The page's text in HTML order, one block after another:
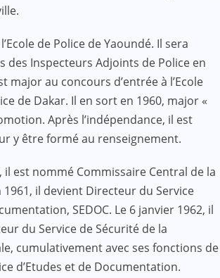
de Police de Yaoundé. Il sera
des Inspecteurs Adjoints de Police en
major au concours d’entrée à l’Ecole
de Dakar. Il en sort en 1960, major «
Après l’indépendance, il est
y être formé au renseignement.
il est nommé Commissaire Central de la
1961, il devient Directeur du Service
SEDOC. Le 6 janvier 1962, il
du Service de Sécurité de la
cumulativement avec ses fonctions de
d’Etudes et de Documentation.